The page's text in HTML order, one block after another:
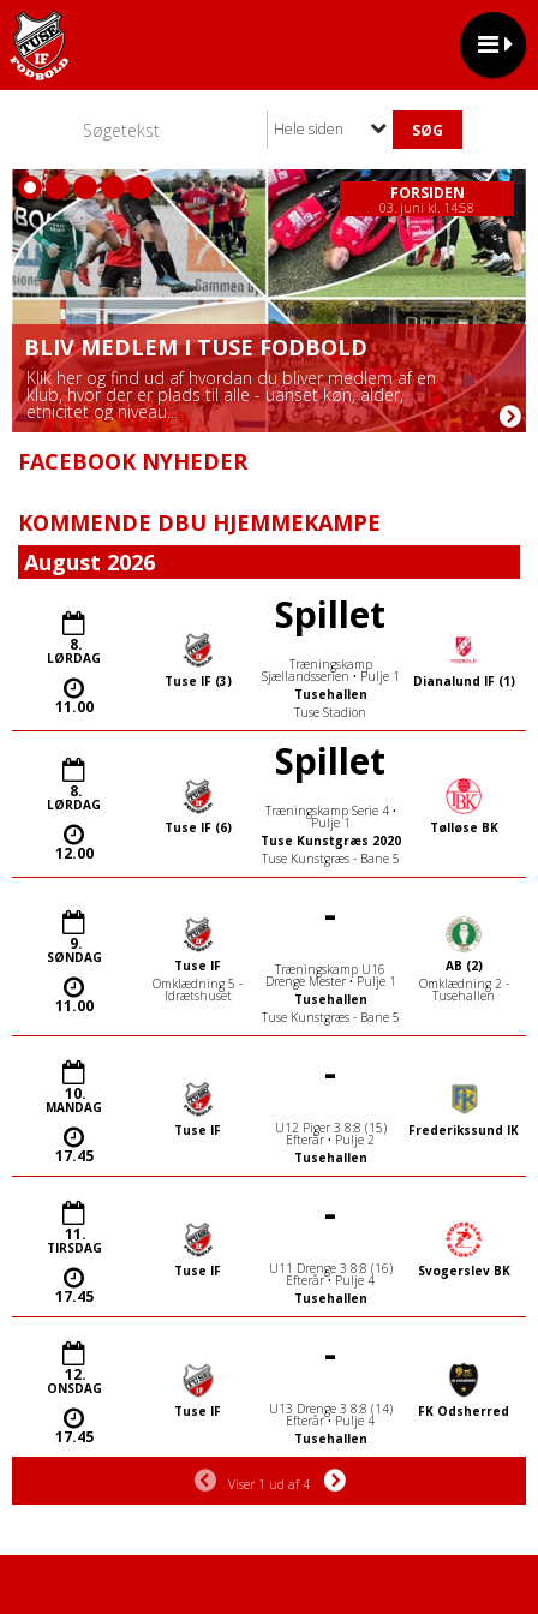
Hele siden
FORSIDEN
03. juni kl. 14:58
BLIV MEDLEM I TUSE FODBOLD
Klik her og find ud af hvordan du bliver medlem af en
klub, hvor der er plads til alle - uanset køn, alder,
etnicitet og niveau...
FACEBOOK NYHEDER
KOMMENDE DBU HJEMMEKAMPE
August 2026
8.
LØRDAG
11.00
Tuse IF (3)
Spillet
Træningskamp
Sjællandsserien • Pulje 1
Tusehallen
Tuse Stadion
Dianalund IF (1)
8.
LØRDAG
12.00
Tuse IF (6)
Spillet
Træningskamp Serie 4 •
Pulje 1
Tuse Kunstgræs 2020
Tuse Kunstgræs - Bane 5
Tølløse BK
9.
SØNDAG
11.00
Tuse IF
Omklædning 5 -
Idrætshuset
-
Træningskamp U16
Drenge Mester • Pulje 1
Tusehallen
Tuse Kunstgræs - Bane 5
AB (2)
Omklædning 2 -
Tusehallen
10.
MANDAG
17.45
Tuse IF
-
U12 Piger 3 8:8 (15)
Efterår • Pulje 2
Tusehallen
Frederikssund IK
11.
TIRSDAG
17.45
Tuse IF
-
U11 Drenge 3 8:8 (16)
Efterår • Pulje 4
Tusehallen
Svogerslev BK
12.
ONSDAG
17.45
Tuse IF
-
U13 Drenge 3 8:8 (14)
Efterår • Pulje 4
Tusehallen
FK Odsherred
Viser 1 ud af 4